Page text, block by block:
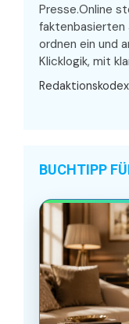
Presse.Online
faktenbasierten
ordnen ein und
Klicklogik, mit
Redaktionskodex
BUCHTIPP